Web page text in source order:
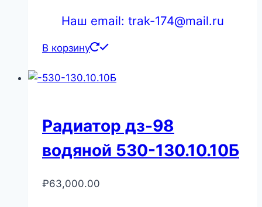
Наш email: trak-174@mail.ru
В корзину
Радиатор дз-98
водяной 530-130.10.10Б
₽63,000.00